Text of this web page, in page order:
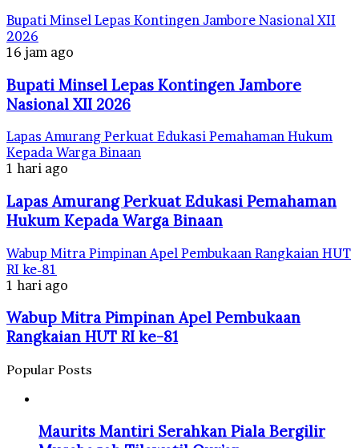
Bupati Minsel Lepas Kontingen Jambore Nasional XII
2026
16 jam ago
Bupati Minsel Lepas Kontingen Jambore
Nasional XII 2026
Lapas Amurang Perkuat Edukasi Pemahaman Hukum
Kepada Warga Binaan
1 hari ago
Lapas Amurang Perkuat Edukasi Pemahaman
Hukum Kepada Warga Binaan
Wabup Mitra Pimpinan Apel Pembukaan Rangkaian HUT
RI ke-81
1 hari ago
Wabup Mitra Pimpinan Apel Pembukaan
Rangkaian HUT RI ke-81
Popular Posts
Maurits Mantiri Serahkan Piala Bergilir